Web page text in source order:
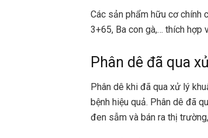
Các sản phẩm hữu cơ chính
3+65, Ba con gà,… thích hợp
Phân dê đã qua
Phân dê khi đã qua xử lý
bệnh hiệu quả. Phân dê đã
đen sẫm và bán ra thị